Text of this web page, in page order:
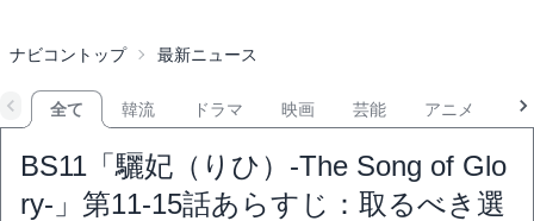
ナビコントップ 最新ニュース
全て 韓流 ドラマ 映画 芸能 アニメ
BS11「驪妃（りひ）-The Song of Glo
ry-」第11-15話あらすじ：取るべき選